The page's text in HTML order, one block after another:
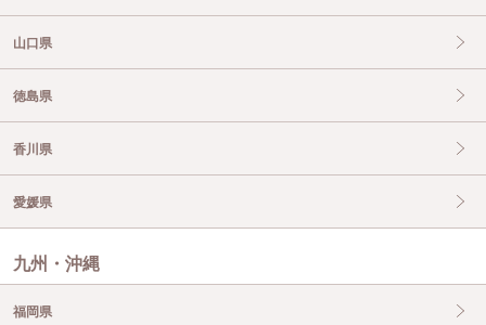
山口県
徳島県
香川県
愛媛県
九州・沖縄
福岡県